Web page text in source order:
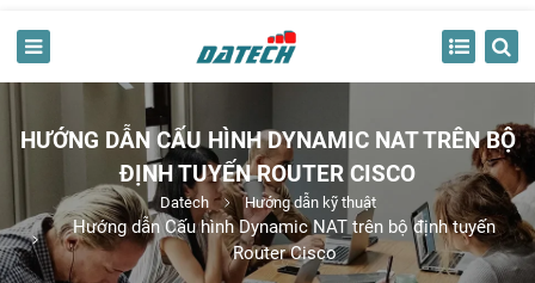
HƯỚNG DẪN CẤU HÌNH DYNAMIC NAT TRÊN BỘ
ĐỊNH TUYẾN ROUTER CISCO
Datech Hướng dẫn kỹ thuật
Hướng dẫn Cấu hình Dynamic NAT trên bộ định tuyến
Router Cisco